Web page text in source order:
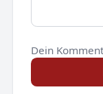
Dein